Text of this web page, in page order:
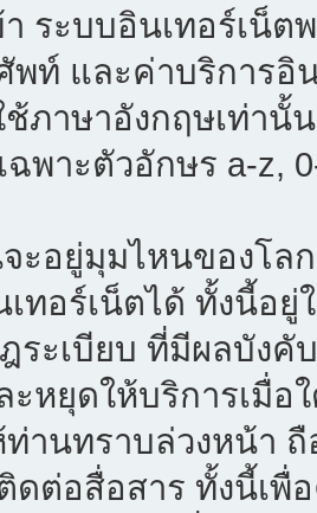
ระบบอินเทอร์เน็
พท์ และค่าบริการอิ
ช้ภาษาอังกฤษเท่านั้
พาะตัวอักษร a-z,
ะอยู่มุมไหนของโล
ทอร์เน็ตได้ ทั้งนี้อ
ะเบียบ ที่มีผลบังคั
ะหยุดให้บริการเมื่
านทราบล่วงหน้า
ดต่อสื่อสาร ทั้งนี้เพื่